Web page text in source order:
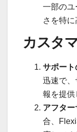
一部のユ
さを特に
カスタ
サポート
迅速で、
報を提供
アフター
合、